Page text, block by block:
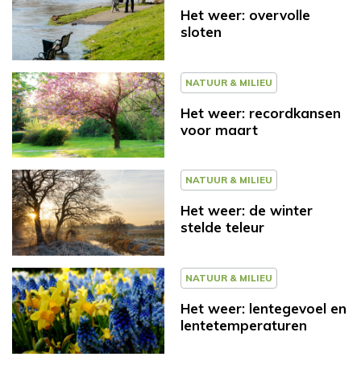
Het weer: overvolle
sloten
NATUUR & MILIEU
Het weer: recordkansen
voor maart
NATUUR & MILIEU
Het weer: de winter
stelde teleur
NATUUR & MILIEU
Het weer: lentegevoel en
lentetemperaturen